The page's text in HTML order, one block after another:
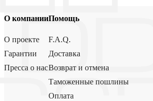
О компании
О проекте
Гарантии
Пресса о нас
Помощь
F.A.Q.
Доставка
Возврат и отмена
Таможенные пошлины
Оплата